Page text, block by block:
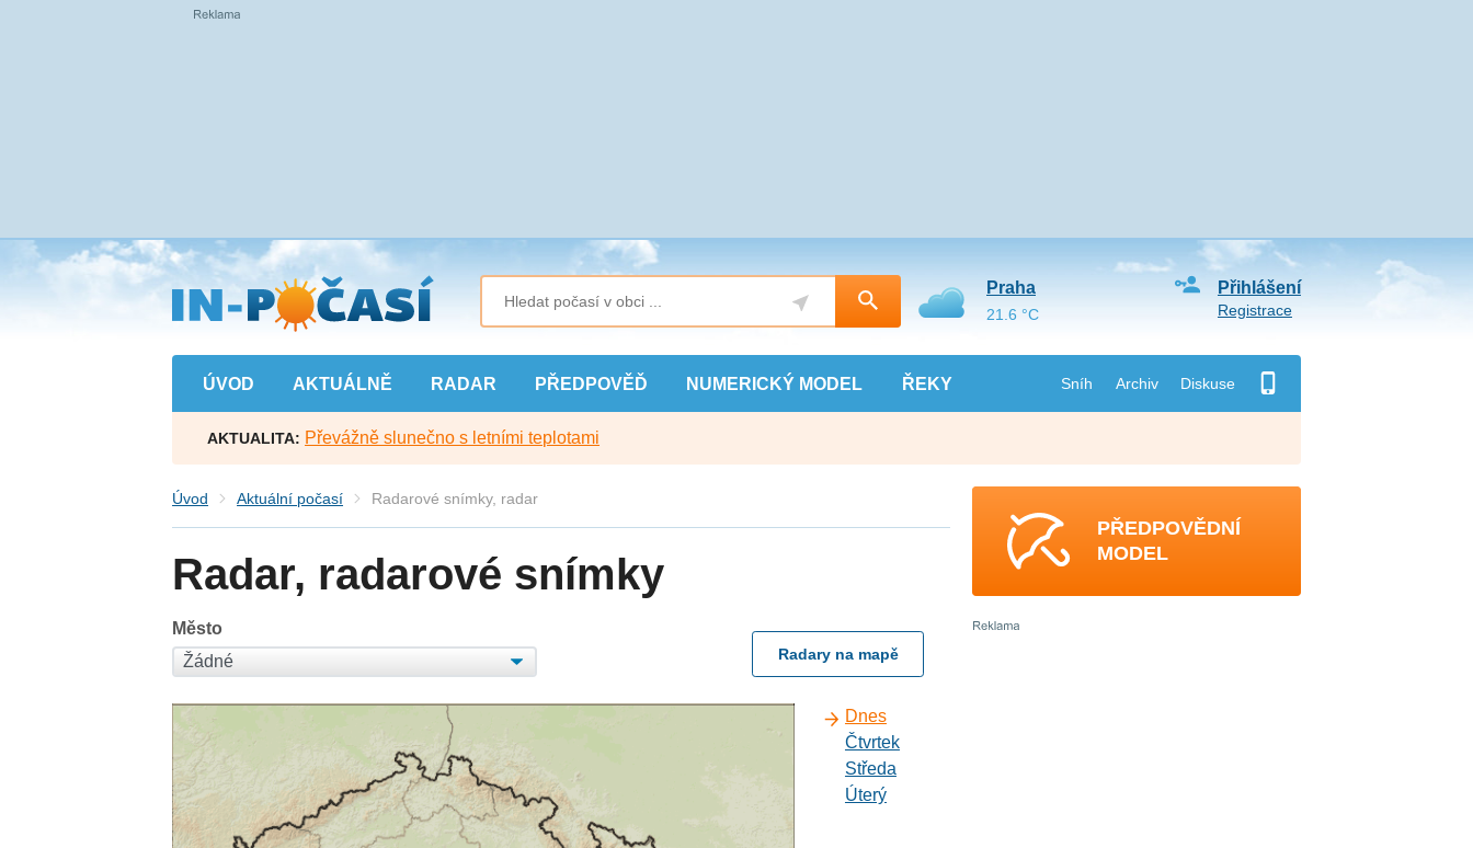
Přejít
na
hlavní
obsah
ÚVOD AKTUÁLNĚ RADAR PŘEDPOVĚĎ NUMERICKÝ MODEL ŘEKY Sníh Archiv Diskuse
Přihlášení
Registrace
Praha
21.6 °C
AKTUALITA: Převážně slunečno s letními teplotami
Úvod Aktuální počasí Radarové snímky, radar
Radar, radarové snímky
Město
Radary na mapě
Dnes
Čtvrtek
Středa
Úterý
PŘEDPOVĚDNÍ
MODEL